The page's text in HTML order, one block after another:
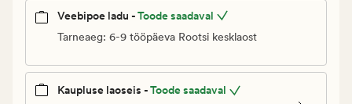
Veebipoe ladu -Toode saadaval
Tarneaeg: 6-9 tööpäeva Rootsi kesklaost
Kaupluse laoseis -Toode saadaval